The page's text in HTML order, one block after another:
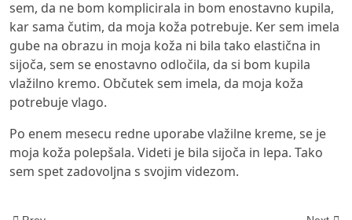
sem, da ne bom komplicirala in bom enostavno kupila,
kar sama čutim, da moja koža potrebuje. Ker sem imela
gube na obrazu in moja koža ni bila tako elastična in
sijoča, sem se enostavno odločila, da si bom kupila
vlažilno kremo. Občutek sem imela, da moja koža
potrebuje vlago.
Po enem mesecu redne uporabe vlažilne kreme, se je
moja koža polepšala. Videti je bila sijoča in lepa. Tako
sem spet zadovoljna s svojim videzom.